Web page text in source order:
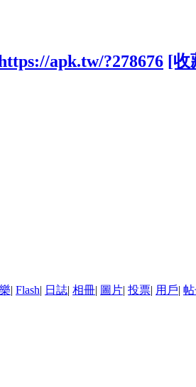
apk.tw/?278676 [收
| Flash| 日誌| 相冊| 圖片| 投票| 用戶|